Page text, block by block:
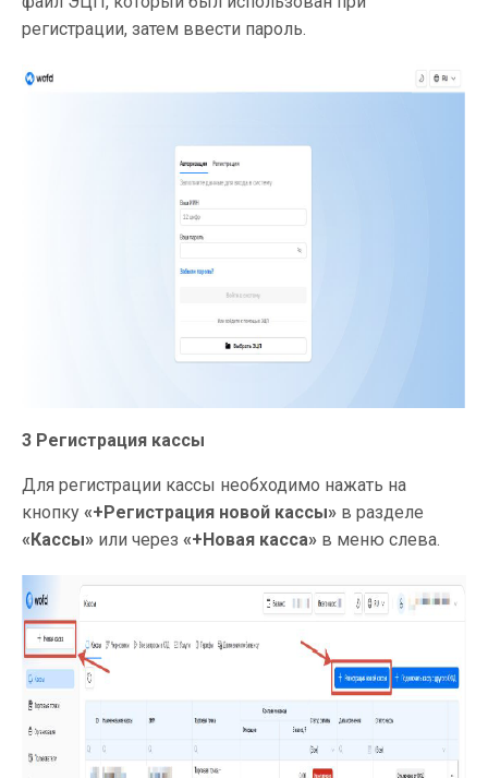
регистрации, затем ввести пароль.
3 Регистрация кассы
Для регистрации кассы необходимо нажать на
кнопку «+Регистрация новой кассы» в разделе
«Кассы» или через «+Новая касса» в меню слева.